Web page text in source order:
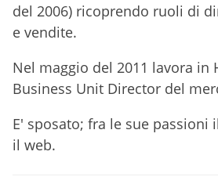
del 2006) ricoprendo ruoli di
e vendite.
Nel maggio del 2011 lavora in
Business Unit Director del
E' sposato; fra le sue passioni
il web.